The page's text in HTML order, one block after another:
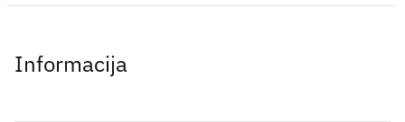
Informacija